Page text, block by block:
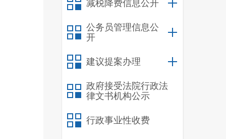
减税降费信息公开
公务员管理信息公
开
建议提案办理
政府接受法院行政法
律文书机构公示
行政事业性收费